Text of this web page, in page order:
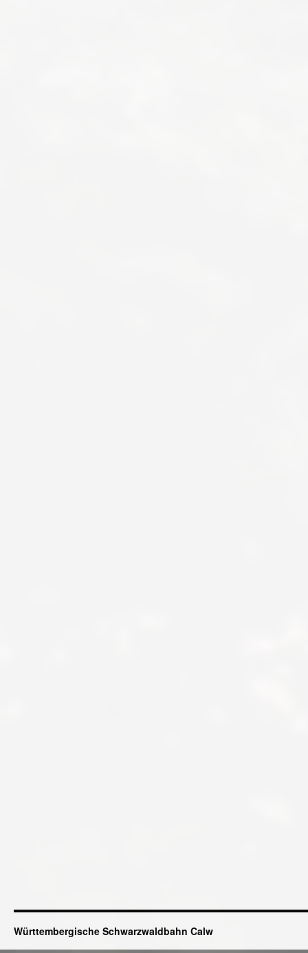
Württembergische Schwarzwaldbahn Calw